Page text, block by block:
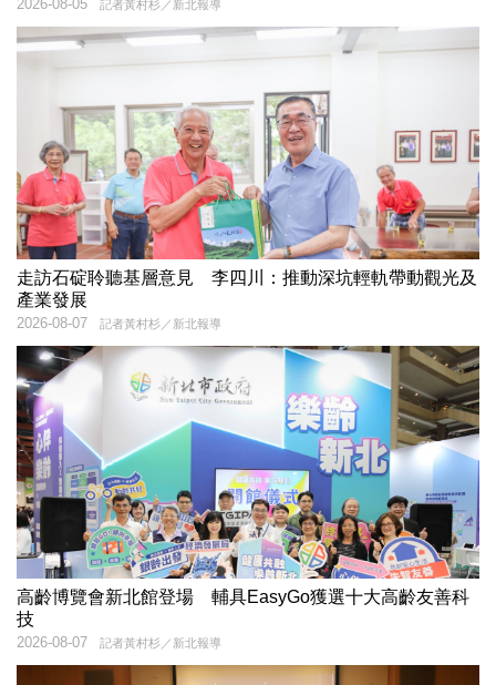
記者黃村杉／新北報導
2026-08-05
走訪石碇聆聽基層意見 李四川：推動深坑輕軌帶動觀光及
產業發展
記者黃村杉／新北報導
2026-08-07
高齡博覽會新北館登場 輔具EasyGo獲選十大高齡友善科
技
記者黃村杉／新北報導
2026-08-07